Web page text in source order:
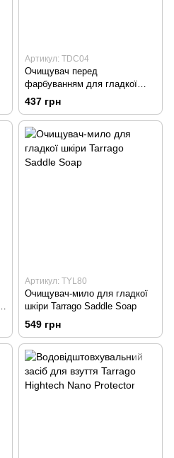
Артикул: TDC04
Очищувач перед
фарбуванням для гладкої
шкіри Tarrago Conditioner
437 грн
Артикул: TYL80
Очищувач-мило для гладкої
шкіри Tarrago Saddle Soap
549 грн